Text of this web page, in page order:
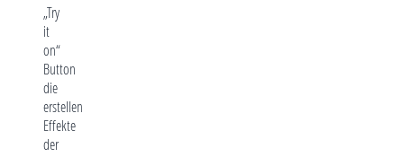
„Try
it
on“
Button
die
erstellen
Effekte
der